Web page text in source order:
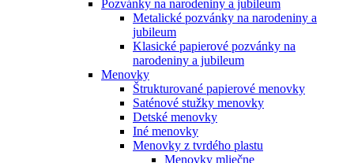
Pozvánky na narodeniny a jubileum
Metalické pozvánky na narodeniny a
jubileum
Klasické papierové pozvánky na
narodeniny a jubileum
Menovky
Štrukturované papierové menovky
Saténové stužky menovky
Detské menovky
Iné menovky
Menovky z tvrdého plastu
Menovky mliečne